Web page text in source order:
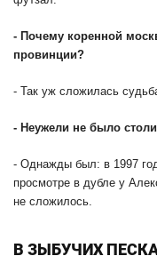
- Почему коренной
провинции?
- Так уж сложилась
- Неужели не было
- Однажды был: в 1997
просмотре в дубле у
не сложилось.
В ЗЫБУЧИХ